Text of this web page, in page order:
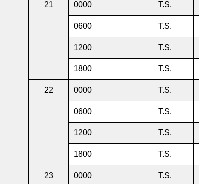
21 0000 T.S.
0600 T.S.
1200 T.S.
1800 T.S.
22 0000 T.S.
0600 T.S.
1200 T.S.
1800 T.S.
23 0000 T.S.